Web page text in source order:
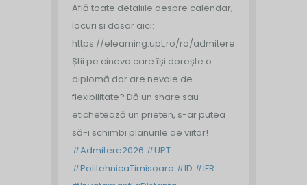
Află toate detaliile despre calendar,
locuri și dosar aici:
https://elearning.upt.ro/ro/admitere/
Știi pe cineva care își dorește o
diplomă dar are nevoie de
flexibilitate? Dă un share sau
etichetează un prieten, s-ar putea
să-i schimbi planurile de viitor!
#Admitere2026 #UPT
#PolitehnicaTimisoara #ID #IFR